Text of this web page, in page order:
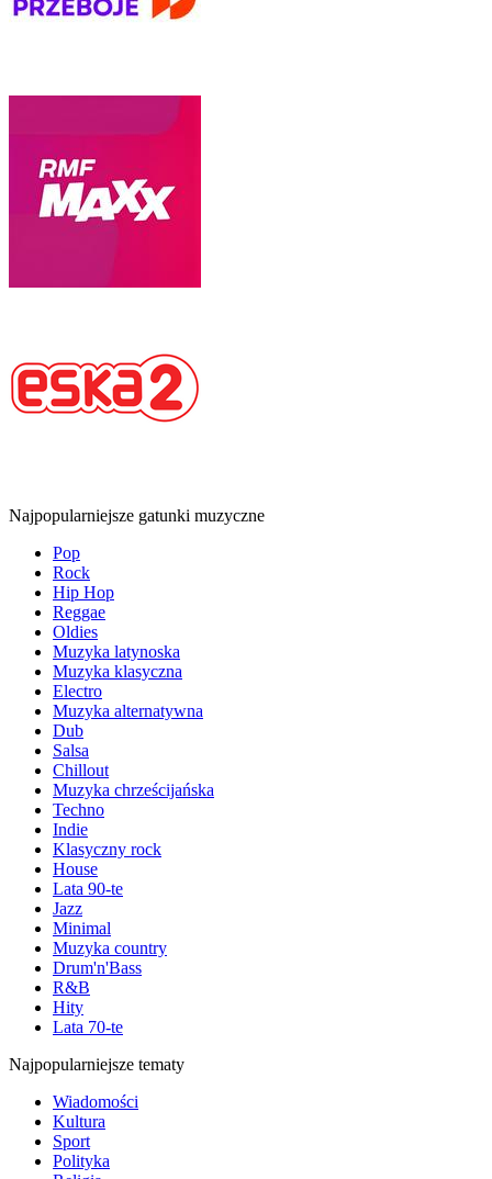
Najpopularniejsze gatunki muzyczne
Pop
Rock
Hip Hop
Reggae
Oldies
Muzyka latynoska
Muzyka klasyczna
Electro
Muzyka alternatywna
Dub
Salsa
Chillout
Muzyka chrześcijańska
Techno
Indie
Klasyczny rock
House
Lata 90-te
Jazz
Minimal
Muzyka country
Drum'n'Bass
R&B
Hity
Lata 70-te
Najpopularniejsze tematy
Wiadomości
Kultura
Sport
Polityka